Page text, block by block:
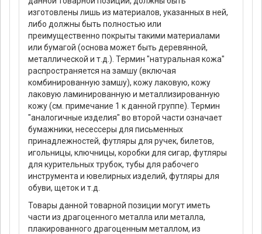
изготовлены лишь из материалов, указанных в ней,
либо должны быть полностью или
преимущественно покрыты такими материалами
или бумагой (основа может быть деревянной,
металлической и т.д.). Термин "натуральная кожа"
распространяется на замшу (включая
комбинированную замшу), кожу лаковую, кожу
лаковую ламинированную и металлизированную
кожу (см. примечание 1 к данной группе). Термин
"аналогичные изделия" во второй части означает
бумажники, несессеры для письменных
принадлежностей, футляры для ручек, билетов,
игольницы, ключницы, коробки для сигар, футляры
для курительных трубок, тубы для рабочего
инструмента и ювелирных изделий, футляры для
обуви, щеток и т.д.
Товары данной товарной позиции могут иметь
части из драгоценного металла или металла,
плакированного драгоценным металлом, из